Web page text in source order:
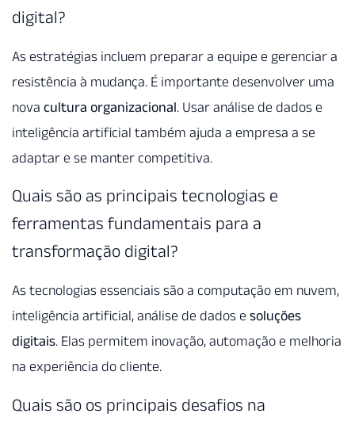
digital?
As estratégias incluem preparar a equipe e gerenciar a
resistência à mudança. É importante desenvolver uma
nova cultura organizacional. Usar análise de dados e
inteligência artificial também ajuda a empresa a se
adaptar e se manter competitiva.
Quais são as principais tecnologias e
ferramentas fundamentais para a
transformação digital?
As tecnologias essenciais são a computação em nuvem,
inteligência artificial, análise de dados e soluções
digitais. Elas permitem inovação, automação e melhoria
na experiência do cliente.
Quais são os principais desafios na